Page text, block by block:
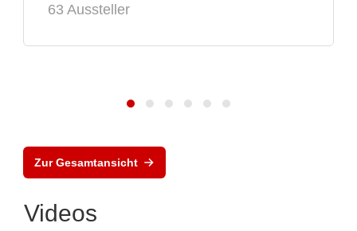
63 Aussteller
Zur Gesamtansicht
Videos